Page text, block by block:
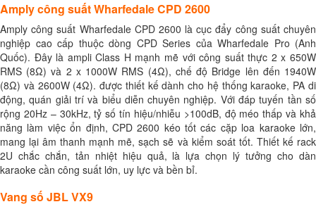
Amply công suất Wharfedale CPD 2600
Amply công suất Wharfedale CPD 2600 là cục đẩy công suất chuyên
nghiệp cao cấp thuộc dòng CPD Series của Wharfedale Pro (Anh
Quốc). Đây là ampli Class H mạnh mẽ với công suất thực 2 x 650W
RMS (8Ω) và 2 x 1000W RMS (4Ω), chế độ Bridge lên đến 1940W
(8Ω) và 2600W (4Ω). được thiết kế dành cho hệ thống karaoke, PA di
động, quán giải trí và biểu diễn chuyên nghiệp. Với đáp tuyến tần số
rộng 20Hz – 30kHz, tỷ số tín hiệu/nhiễu >100dB, độ méo thấp và khả
năng làm việc ổn định, CPD 2600 kéo tốt các cặp loa karaoke lớn,
mang lại âm thanh mạnh mẽ, sạch sẽ và kiểm soát tốt. Thiết kế rack
2U chắc chắn, tản nhiệt hiệu quả, là lựa chọn lý tưởng cho dàn
karaoke cần công suất lớn, uy lực và bền bỉ.
Vang số JBL VX9